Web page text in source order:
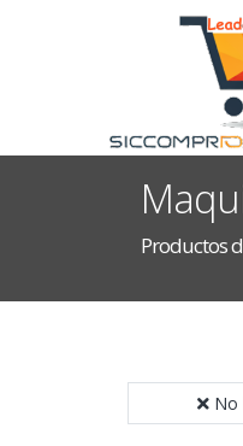
Productos
No